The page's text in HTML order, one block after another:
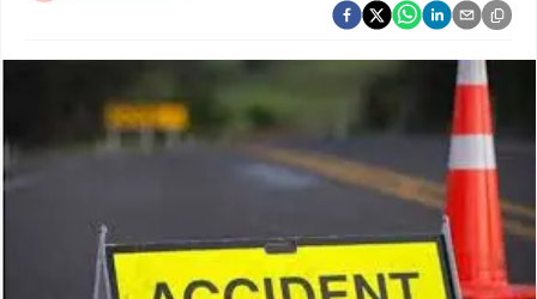
Argus Swaad Odisha
Argus Chalo Dekhein Apna Desh